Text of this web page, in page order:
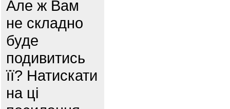
Але ж Вам
не складно
буде
подивитись
її? Натискати
на ці